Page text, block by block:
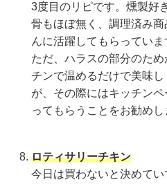
3度目のリピです。燻製好
骨もほぼ無く、調理済み
んに活躍してもらっていま
ただ、ハラスの部分のた
チンで温めるだけで美味
が、その際にはキッチン
ってもらうことをお勧めし
ロティサリーチキン
今日は買わないと決めて